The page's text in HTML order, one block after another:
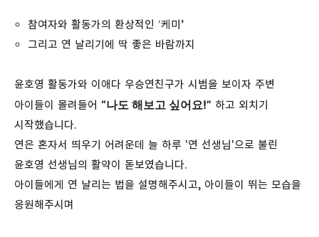
참여자와 활동가의 환상적인 ‘케미’
그리고 연 날리기에 딱 좋은 바람까지
윤호영 활동가와 이애다 우승연친구가 시범을 보이자 주변
아이들이 몰려들어 “나도 해보고 싶어요!” 하고 외치기
시작했습니다.
연은 혼자서 띄우기 어려운데 늘 하루 '연 선생님'으로 불린
윤호영 선생님의 활약이 돋보였습니다.
아이들에게 연 날리는 법을 설명해주시고, 아이들이 뛰는 모습을
응원해주시며